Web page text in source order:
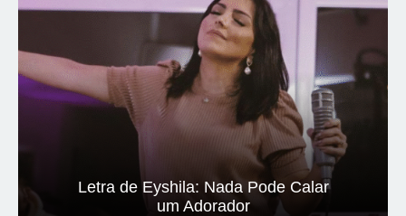
Letra de Eyshila: Nada Pode Calar
um Adorador